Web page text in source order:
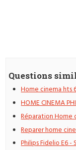
Questions
Home cinema hts
HOME CINEMA
Réparation Home
Reparer home
Philips Fidelio E6